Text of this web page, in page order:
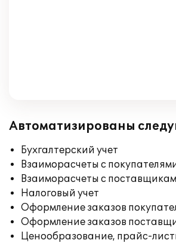
Автоматизированы
Бухгалтерский учет
Взаиморасчеты с
Взаиморасчеты с
Налоговый учет
Оформление заказов
Оформление заказов
Ценообразование, прайс-